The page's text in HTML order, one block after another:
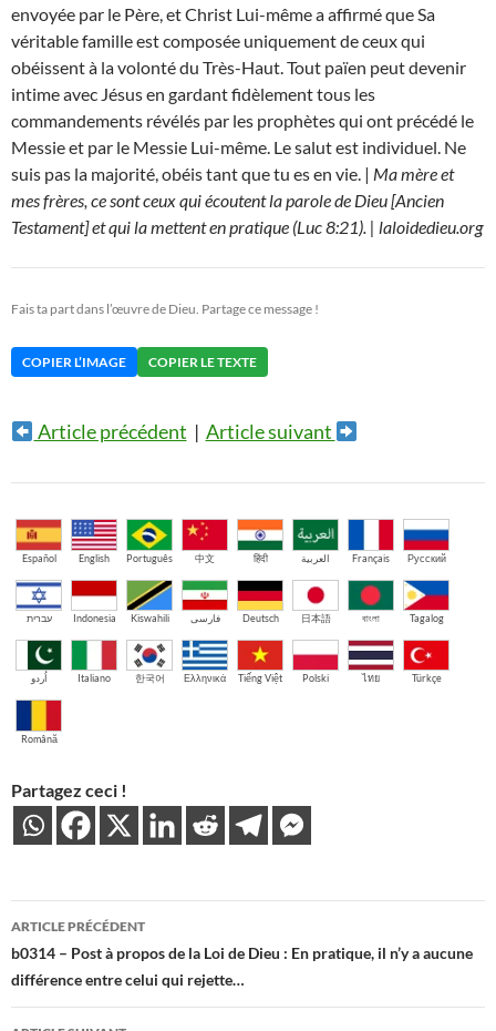
envoyée par le Père, et Christ Lui-même a affirmé que Sa
véritable famille est composée uniquement de ceux qui
obéissent à la volonté du Très-Haut. Tout païen peut devenir
intime avec Jésus en gardant fidèlement tous les
commandements révélés par les prophètes qui ont précédé le
Messie et par le Messie Lui-même. Le salut est individuel. Ne
suis pas la majorité, obéis tant que tu es en vie. | Ma mère et
mes frères, ce sont ceux qui écoutent la parole de Dieu [Ancien
Testament] et qui la mettent en pratique (Luc 8:21). | laloidedieu.org
Fais ta part dans l’œuvre de Dieu. Partage ce message !
COPIER L’IMAGE COPIER LE TEXTE
Article précédent | Article suivant
Español English Português 中文 हिंदी العربية Français Русский
עברית Indonesia Kiswahili فارسی Deutsch 日本語 বাংলা Tagalog
اُردو Italiano 한국어 Ελληνικά Tiếng Việt Polski ไทย Türkçe
Română
Partagez ceci !
Navigation
des
articles
ARTICLE PRÉCÉDENT
b0314 – Post à propos de la Loi de Dieu : En pratique, il n’y a aucune
différence entre celui qui rejette…